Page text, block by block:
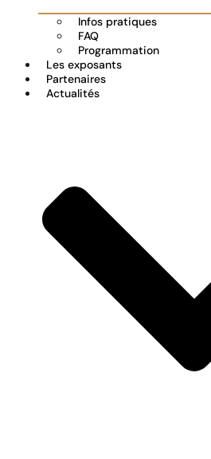
Infos pratiques
FAQ
Programmation
Les exposants
Partenaires
Actualités